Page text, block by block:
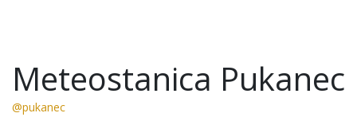
Meteostanica Pukanec
@pukanec